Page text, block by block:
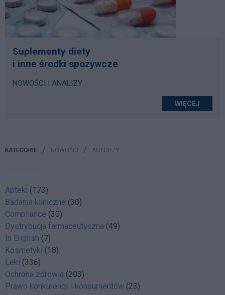
Suplementy diety
i inne środki spożywcze
NOWOŚCI I ANALIZY
WIĘCEJ
KATEGORIE NOWOŚCI AUTORZY
Apteki (173)
Badania kliniczne (30)
Compliance (30)
Dystrybucja farmaceutyczna (49)
In English (7)
Kosmetyki (18)
Leki (336)
Ochrona zdrowia (203)
Prawo konkurencji i konsumentów (23)